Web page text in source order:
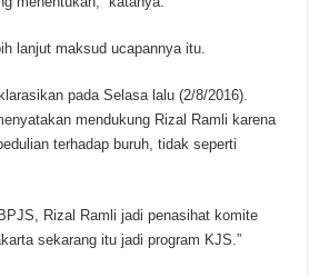
lanjut maksud ucapannya itu.
pada Selasa lalu (2/8/2016).
mendukung Rizal Ramli karena
terhadap buruh, tidak seperti
Rizal Ramli jadi penasihat komite
sekarang itu jadi program KJS.”